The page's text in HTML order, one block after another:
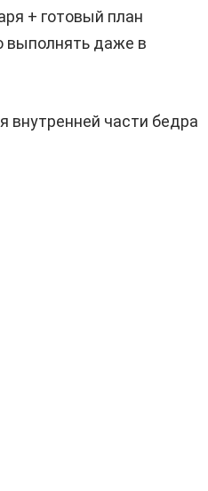
+ готовый план
выполнять даже в